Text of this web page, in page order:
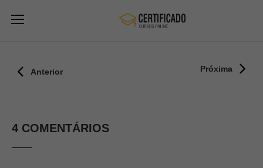
Anterior Próxima
4 COMENTÁRIOS